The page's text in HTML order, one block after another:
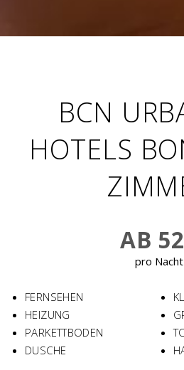
BCN
HOTELS
AB
pro Nacht
FERNSEHEN
HEIZUNG
PARKETTBODEN
DUSCHE